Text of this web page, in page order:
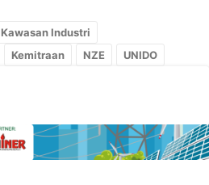
Kawasan Industri
Kemitraan NZE UNIDO